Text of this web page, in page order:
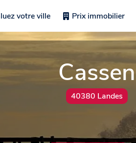
votre ville Prix immobilier
Cassen
40380 Landes